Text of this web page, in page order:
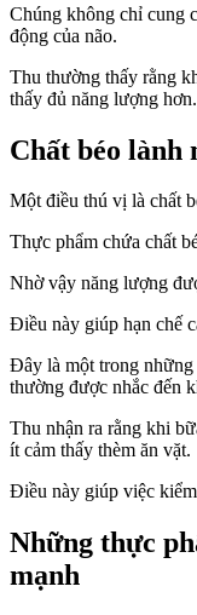
Chúng không chỉ cung
động của não.
Thu thường thấy rằng
thấy đủ năng lượng hơn.
Chất béo lành
Một điều thú vị là chất
Thực phẩm chứa chất
Nhờ vậy năng lượng
Điều này giúp hạn chế
Đây là một trong
thường được nhắc đến
Thu nhận ra rằng khi
ít cảm thấy thèm ăn vặt.
Điều này giúp việc kiểm
Những thực
mạnh